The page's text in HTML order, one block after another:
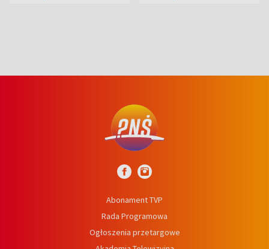
Abonament TVP
Rada Programowa
Ogłoszenia przetargowe